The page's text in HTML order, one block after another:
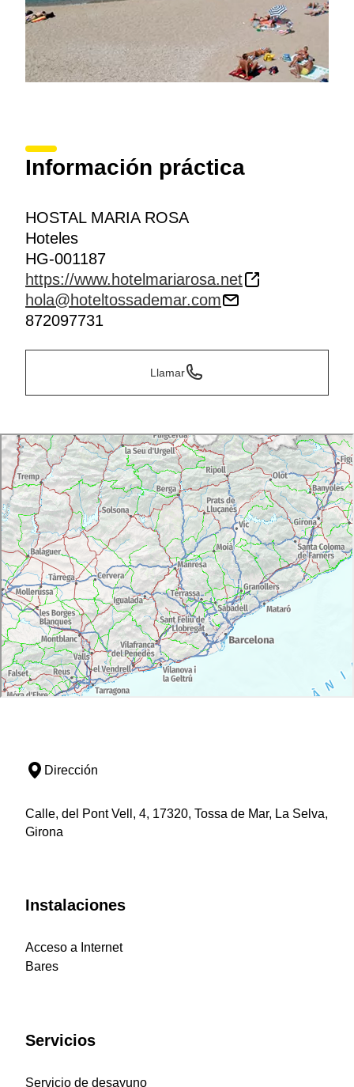
Información práctica
HOSTAL MARIA ROSA
Hoteles
HG-001187
https://www.hotelmariarosa.net
hola@hoteltossademar.com
872097731
Llamar
Dirección
Calle, del Pont Vell, 4, 17320, Tossa de Mar, La Selva,
Girona
Instalaciones
Acceso a Internet
Bares
Servicios
Servicio de desayuno